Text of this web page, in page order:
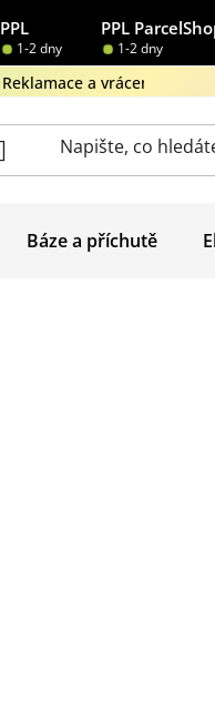
PPL PPL
1-2 dny 1-2 dny
Reklamace a vrácení zboží
Báze a příchutě